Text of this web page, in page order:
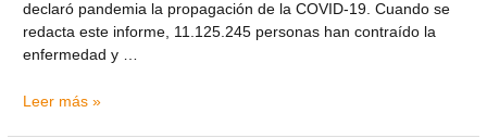
declaró pandemia la propagación de la COVID-19. Cuando se
redacta este informe, 11.125.245 personas han contraído la
enfermedad y …
Leer más »